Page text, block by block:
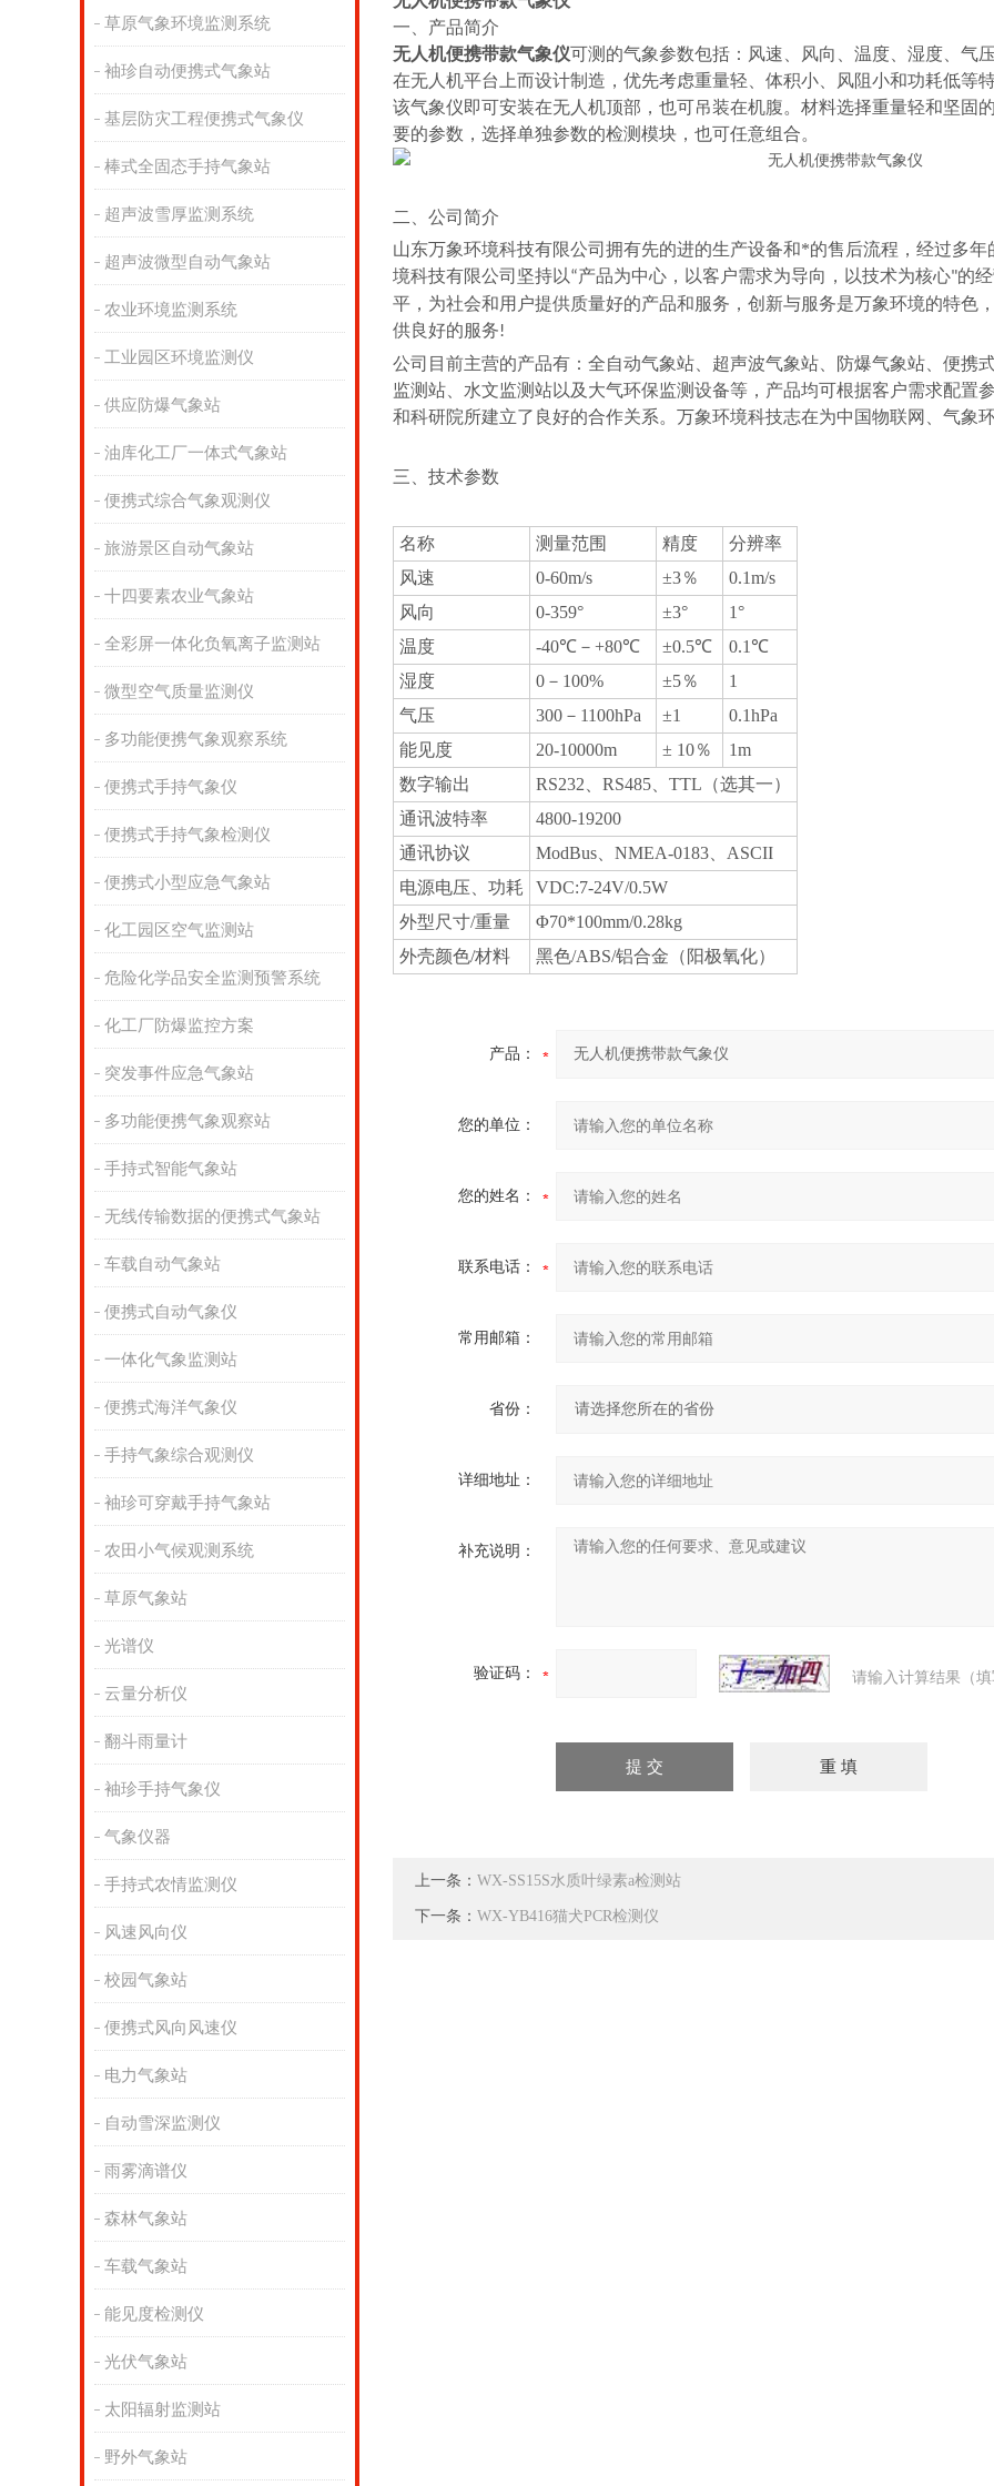
草原气象环境监测系统
袖珍自动便携式气象站
基层防灾工程便携式气象仪
棒式全固态手持气象站
超声波雪厚监测系统
超声波微型自动气象站
农业环境监测系统
工业园区环境监测仪
供应防爆气象站
油库化工厂一体式气象站
便携式综合气象观测仪
旅游景区自动气象站
十四要素农业气象站
全彩屏一体化负氧离子监测站
微型空气质量监测仪
多功能便携气象观察系统
便携式手持气象仪
便携式手持气象检测仪
便携式小型应急气象站
化工园区空气监测站
危险化学品安全监测预警系统
化工厂防爆监控方案
突发事件应急气象站
多功能便携气象观察站
手持式智能气象站
无线传输数据的便携式气象站
车载自动气象站
便携式自动气象仪
一体化气象监测站
便携式海洋气象仪
手持气象综合观测仪
袖珍可穿戴手持气象站
农田小气候观测系统
草原气象站
光谱仪
云量分析仪
翻斗雨量计
袖珍手持气象仪
气象仪器
手持式农情监测仪
风速风向仪
校园气象站
便携式风向风速仪
电力气象站
自动雪深监测仪
雨雾滴谱仪
森林气象站
车载气象站
能见度检测仪
光伏气象站
太阳辐射监测站
野外气象站
一、 产品简介
无人机便携带款气象仪可测的气象参数包括：风速、风向、温度、湿度、气
在无人机平台上而设计制造，优先考虑重量轻、体积小、风阻小和功耗低等
该气象仪即可安装在无人机顶部，也可吊装在机腹。材料选择重量轻和坚固
要的参数，选择单独参数的检测模块，也可任意组合。
二、公司简介
山东万象环境科技有限公司拥有先的进的生产设备和*的售后流程，经过多
境科技有限公司坚持以“产品为中心，以客户需求为导向，以技术为核心"的
平，为社会和用户提供质量好的产品和服务，创新与服务是万象环境的特色
供良好的服务!
公司目前主营的产品有：全自动气象站、超声波气象站、防爆气象站、便携
监测站、水文监测站以及大气环保监测设备等，产品均可根据客户需求配置
和科研院所建立了良好的合作关系。万象环境科技志在为中国物联网、气象
三、技术参数
名称 测量范围 精度
分辨率
风速
0-60m/s ±3％
0.1m/s
风向
0-359° ±3°
1°
温度
-40℃－+80℃ ±0.5℃
0.1℃
湿度
0－100% ±5％
1
气压
300－1100hPa ±1
0.1hPa
能见度
20-10000m ± 10％
1m
数字输出
RS232、RS485、TTL（选其一）
通讯波特率
4800-19200
通讯协议
ModBus、NMEA-0183、ASCII
电源电压、功耗
VDC:7-24V/0.5W
外型尺寸/重量
Φ70*100mm/0.28kg
外壳颜色/材料
黑色/ABS/铝合金（阳极氧化）
产品：
您的单位：
您的姓名：
联系电话：
常用邮箱：
省份：
详细地址：
补充说明：
验证码： 请输入计算结果（
上一条： WX-SS15S水质叶绿素a检测站
下一条： WX-YB416猫犬PCR检测仪